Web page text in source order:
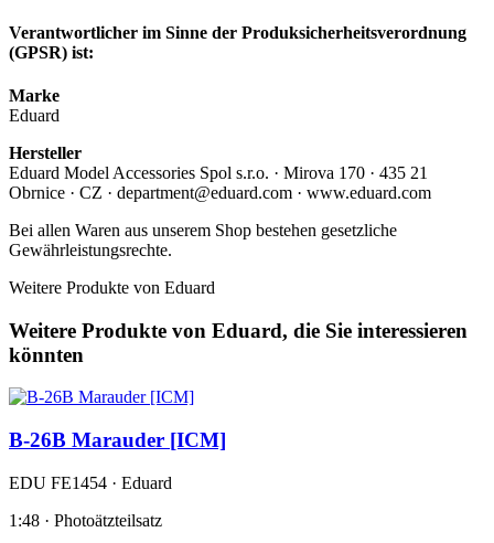
Verantwortlicher im Sinne der Produksicherheitsverordnung
(GPSR) ist:
Marke
Eduard
Hersteller
Eduard Model Accessories Spol s.r.o. · Mirova 170 · 435 21
Obrnice · CZ · department@eduard.com · www.eduard.com
Bei allen Waren aus unserem Shop bestehen gesetzliche
Gewährleistungsrechte.
Weitere Produkte von Eduard
Weitere Produkte von Eduard, die Sie interessieren
könnten
B-26B Marauder [ICM]
EDU FE1454 · Eduard
1:48 · Photoätzteilsatz